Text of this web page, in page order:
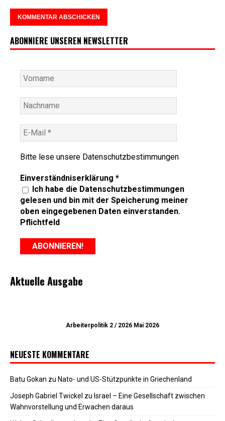
ABONNIERE UNSEREN NEWSLETTER
Bitte lese unsere Datenschutzbestimmungen
Einverständniserklärung *
Ich habe die Datenschutzbestimmungen
gelesen und bin mit der Speicherung meiner
oben eingegebenen Daten einverstanden.
Pflichtfeld
Aktuelle Ausgabe
Arbeiterpolitik 2 / 2026 Mai 2026
NEUESTE KOMMENTARE
Batu Gokan zu Nato- und US-Stützpunkte in Griechenland
Joseph Gabriel Twickel zu Israel – Eine Gesellschaft zwischen
Wahnvorstellung und Erwachen daraus